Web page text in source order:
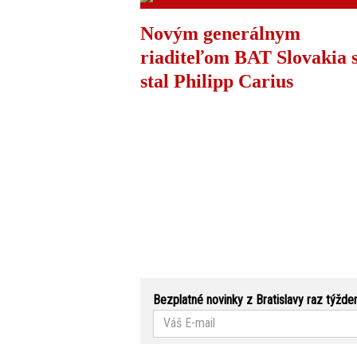
Novým generálnym
riaditeľom BAT Slovakia
stal Philipp Carius
Bezplatné novinky z Bratislavy raz